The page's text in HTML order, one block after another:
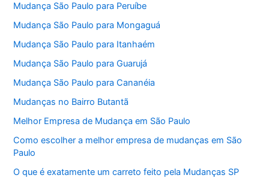
Mudança São Paulo para Peruíbe
Mudança São Paulo para Mongaguá
Mudança São Paulo para Itanhaém
Mudança São Paulo para Guarujá
Mudança São Paulo para Cananéia
Mudanças no Bairro Butantã
Melhor Empresa de Mudança em São Paulo
Como escolher a melhor empresa de mudanças em São
Paulo
O que é exatamente um carreto feito pela Mudanças SP